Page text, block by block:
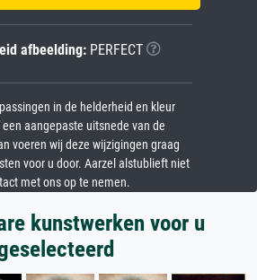
afbeelding:PERFECT
in de helderheid en kleur
aangepaste uitsnede van de
voeren wij deze wijzigingen graag
voor u door. Aarzel alstublieft niet
met ons op te nemen.
kunstwerken voor u